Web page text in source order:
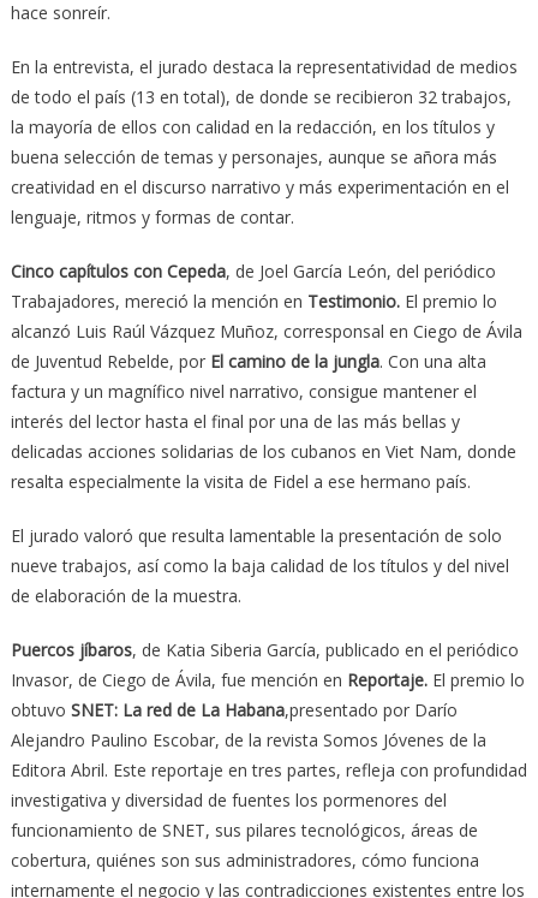
hace sonreír.
En la entrevista, el jurado destaca la representatividad de medios
de todo el país (13 en total), de donde se recibieron 32 trabajos,
la mayoría de ellos con calidad en la redacción, en los títulos y
buena selección de temas y personajes, aunque se añora más
creatividad en el discurso narrativo y más experimentación en el
lenguaje, ritmos y formas de contar.
Cinco capítulos con Cepeda, de Joel García León, del periódico
Trabajadores, mereció la mención en Testimonio. El premio lo
alcanzó Luis Raúl Vázquez Muñoz, corresponsal en Ciego de Ávila
de Juventud Rebelde, por El camino de la jungla. Con una alta
factura y un magnífico nivel narrativo, consigue mantener el
interés del lector hasta el final por una de las más bellas y
delicadas acciones solidarias de los cubanos en Viet Nam, donde
resalta especialmente la visita de Fidel a ese hermano país.
El jurado valoró que resulta lamentable la presentación de solo
nueve trabajos, así como la baja calidad de los títulos y del nivel
de elaboración de la muestra.
Puercos jíbaros, de Katia Siberia García, publicado en el periódico
Invasor, de Ciego de Ávila, fue mención en Reportaje. El premio lo
obtuvo SNET: La red de La Habana,presentado por Darío
Alejandro Paulino Escobar, de la revista Somos Jóvenes de la
Editora Abril. Este reportaje en tres partes, refleja con profundidad
investigativa y diversidad de fuentes los pormenores del
funcionamiento de SNET, sus pilares tecnológicos, áreas de
cobertura, quiénes son sus administradores, cómo funciona
internamente el negocio y las contradicciones existentes entre los